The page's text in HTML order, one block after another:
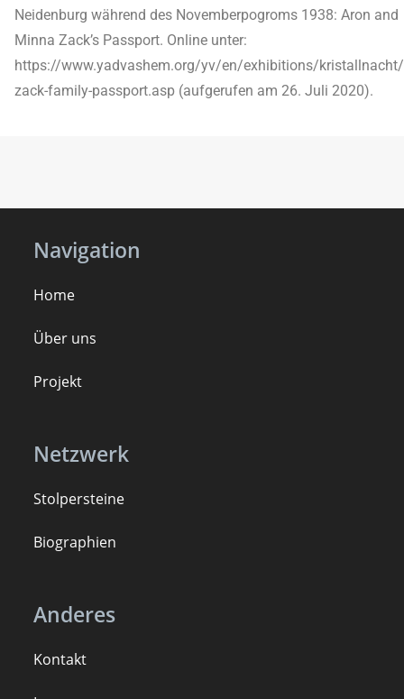
Neidenburg während des Novemberpogroms 1938: Aron and
Minna Zack’s Passport. Online unter:
https://www.yadvashem.org/yv/en/exhibitions/kristallnacht/
zack-family-passport.asp (aufgerufen am 26. Juli 2020).
Navigation
Home
Über uns
Projekt
Netzwerk
Stolpersteine
Biographien
Anderes
Kontakt